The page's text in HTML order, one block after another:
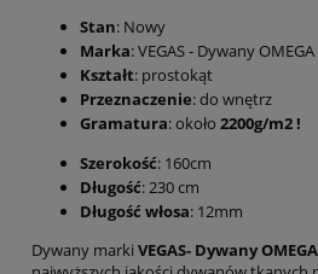
Stan: Nowy
Marka: VEGAS - Dywany OMEGA
Kształt: prostokąt
Przeznaczenie: do wnętrz
Gramatura: około 2200g/m2 !
Szerokość: 160cm
Długość: 230 cm
Długość włosa: 12mm
Dywany marki VEGAS- Dywany OMEGA